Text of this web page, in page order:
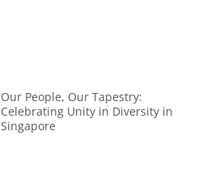
Our People, Our Tapestry:
Celebrating Unity in Diversity in
Singapore